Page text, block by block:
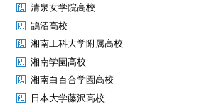
清泉女学院高校
鵠沼高校
湘南工科大学附属高校
湘南学園高校
湘南白百合学園高校
日本大学藤沢高校